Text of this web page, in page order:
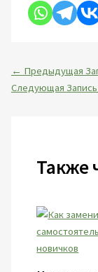
← Предыдущая
Следующая Запись
Также